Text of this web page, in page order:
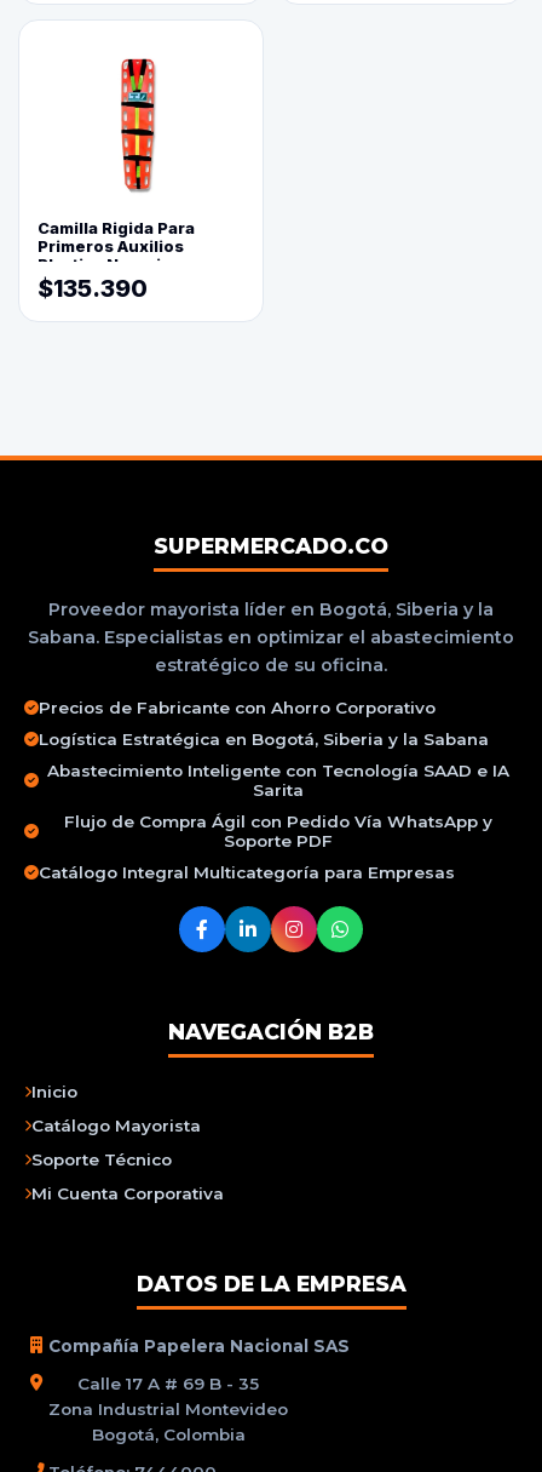
Camilla Rigida Para
Primeros Auxilios
Plastica Naranja
$135.390
SUPERMERCADO.CO
Proveedor mayorista líder en Bogotá, Siberia y la
Sabana. Especialistas en optimizar el abastecimiento
estratégico de su oficina.
Precios de Fabricante con Ahorro Corporativo
Logística Estratégica en Bogotá, Siberia y la Sabana
Abastecimiento Inteligente con Tecnología SAAD e IA
Sarita
Flujo de Compra Ágil con Pedido Vía WhatsApp y
Soporte PDF
Catálogo Integral Multicategoría para Empresas
NAVEGACIÓN B2B
Inicio
Catálogo Mayorista
Soporte Técnico
Mi Cuenta Corporativa
DATOS DE LA EMPRESA
Compañía Papelera Nacional SAS
Calle 17 A # 69 B - 35
Zona Industrial Montevideo
Bogotá, Colombia